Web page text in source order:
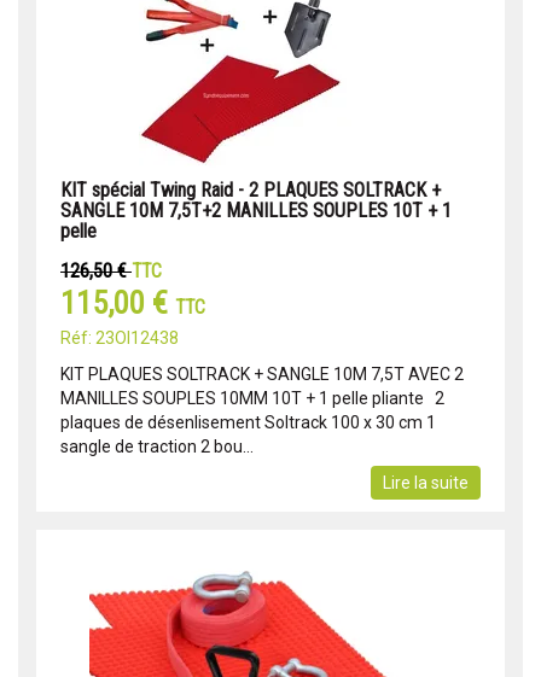
KIT spécial Twing Raid - 2 PLAQUES SOLTRACK +
SANGLE 10M 7,5T+2 MANILLES SOUPLES 10T + 1
pelle
126,50 €TTC
115,00 € TTC
Réf: 23OI12438
KIT PLAQUES SOLTRACK + SANGLE 10M 7,5T AVEC 2
MANILLES SOUPLES 10MM 10T + 1 pelle pliante 2
plaques de désenlisement Soltrack 100 x 30 cm 1
sangle de traction 2 bou...
Lire la suite